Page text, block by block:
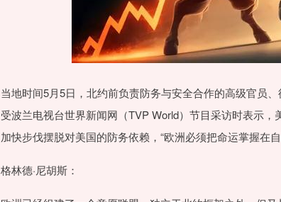
当地时间5月5日，北约前负责防务与安全合作的高级官员
受波兰电视台世界新闻网‌（TVP World）节目采访时表示
加快步伐摆脱对美国的防务依赖，“欧洲必须把命运掌握在自
格林德·尼胡斯：